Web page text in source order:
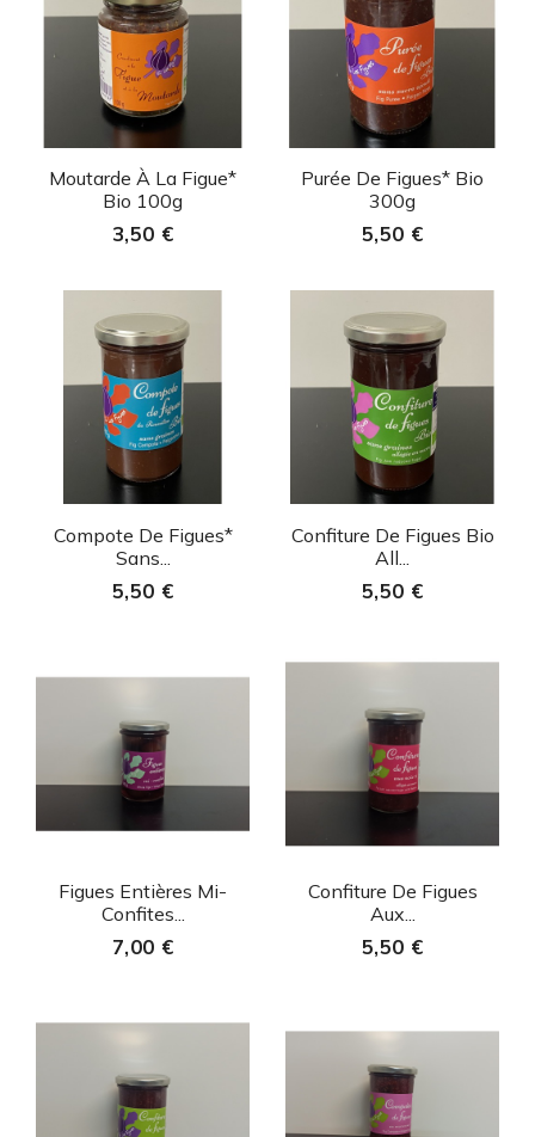
Aperçu rapide
Moutarde À La Figue*
Bio 100g
3,50 €
Aperçu rapide
Purée De Figues* Bio
300g
5,50 €
Aperçu rapide
Compote De Figues*
Sans...
5,50 €
Aperçu rapide
Confiture De Figues Bio
All...
5,50 €
Aperçu rapide
Figues Entières Mi-
Confites...
7,00 €
Aperçu rapide
Confiture De Figues
Aux...
5,50 €